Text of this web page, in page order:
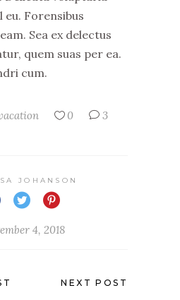
Forensibus
Sea ex delectus
quem suas per ea.
cum.
0 3
JOHANSON
4, 2018
NEXT POST